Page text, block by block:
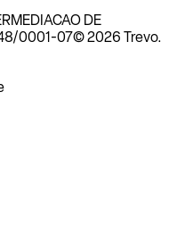
DE
0001-07© 2026 Trevo.